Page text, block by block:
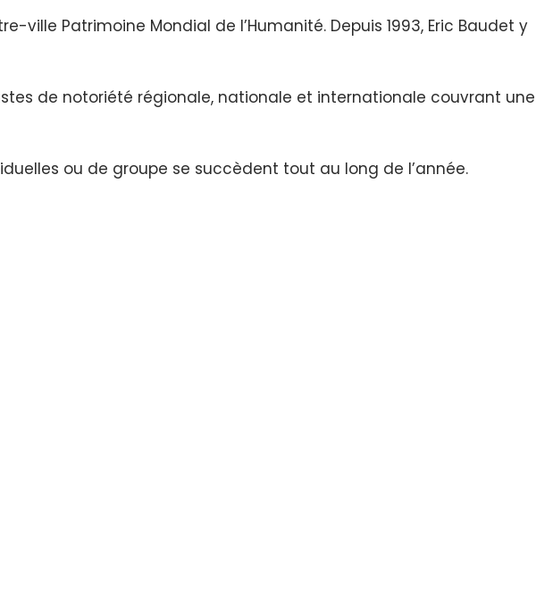
Patrimoine Mondial de l’Humanité. Depuis 1993, Eric Baudet y
de notoriété régionale, nationale et internationale couvrant une
ou de groupe se succèdent tout au long de l’année.